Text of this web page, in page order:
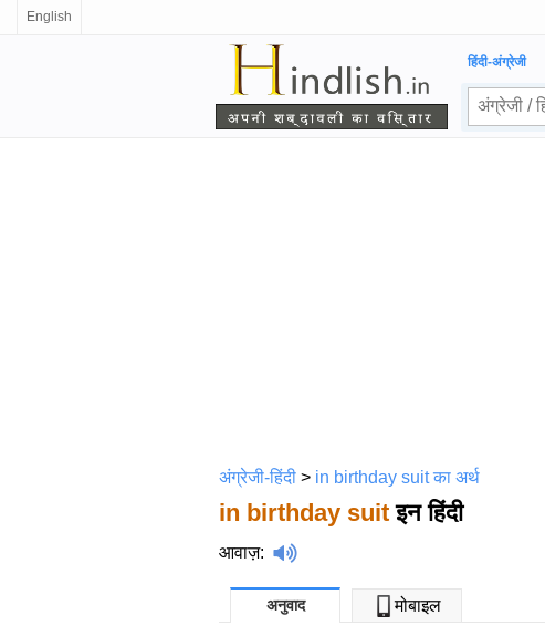
English
हिंदी-अंग्रेजी
अंग्रेजी-हिंदी > in birthday suit का अर्थ
in birthday suit इन हिंदी
आवाज़:
अनुवाद मोबाइल